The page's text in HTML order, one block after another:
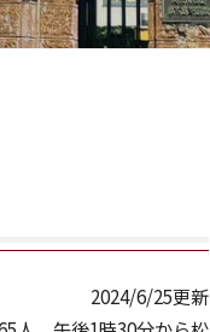
2024/6/25更新